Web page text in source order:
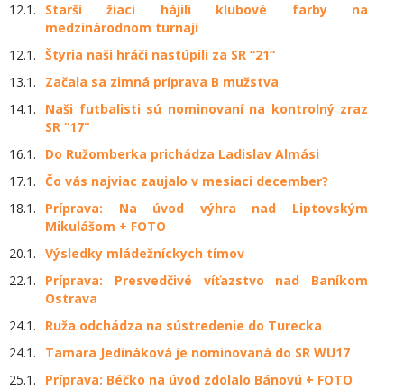
12.1.
Starší žiaci hájili klubové farby na
medzinárodnom turnaji
12.1. Štyria naši hráči nastúpili za SR “21“
13.1.
Začala sa zimná príprava B mužstva
14.1.
Naši futbalisti sú nominovaní na kontrolný zraz
SR “17“
16.1.
Do Ružomberka prichádza Ladislav Almási
17.1. Čo vás najviac zaujalo v mesiaci december?
18.1.
Príprava: Na úvod výhra nad Liptovským
Mikulášom + FOTO
20.1. Výsledky mládežníckych tímov
22.1.
Príprava: Presvedčivé víťazstvo nad Baníkom
Ostrava
24.1.
Ruža odchádza na sústredenie do Turecka
24.1.
Tamara Jedináková je nominovaná do SR WU17
25.1.
Príprava: Béčko na úvod zdolalo Bánovú + FOTO